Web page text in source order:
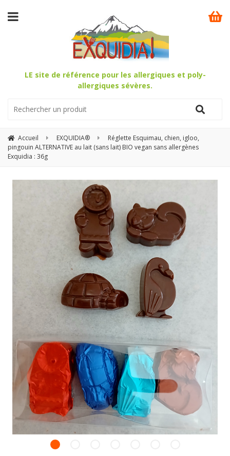
LE site de référence pour les allergiques et poly-
allergiques sévères.
Accueil EXQUIDIA®
Réglette Esquimau, chien, igloo,
pingouin ALTERNATIVE au lait (sans lait) BIO vegan sans allergènes
Exquidia : 36g